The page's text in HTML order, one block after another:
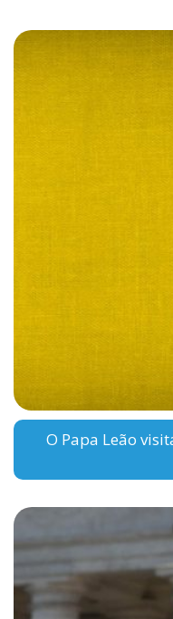
O Papa Leão